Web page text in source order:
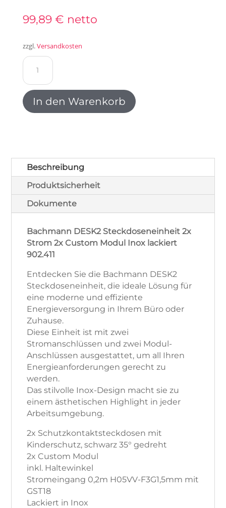
99,89 € netto
zzgl.Versandkosten
Bachmann
DESK2
Steckdoseneinheit
2x
Strom
902.411
Menge
In den Warenkorb
Beschreibung
Produktsicherheit
Dokumente
Bachmann DESK2 Steckdoseneinheit 2x
Strom 2x Custom Modul Inox lackiert
902.411
Entdecken Sie die Bachmann DESK2
Steckdoseneinheit, die ideale Lösung für
eine moderne und effiziente
Energieversorgung in Ihrem Büro oder
Zuhause.
Diese Einheit ist mit zwei
Stromanschlüssen und zwei Modul-
Anschlüssen ausgestattet, um all Ihren
Energieanforderungen gerecht zu
werden.
Das stilvolle Inox-Design macht sie zu
einem ästhetischen Highlight in jeder
Arbeitsumgebung.
2x Schutzkontaktsteckdosen mit
Kinderschutz, schwarz 35° gedreht
2x Custom Modul
inkl. Haltewinkel
Stromeingang 0,2m H05VV-F3G1,5mm mit
GST18
Lackiert in Inox